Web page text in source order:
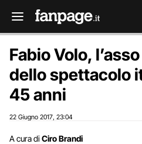
Fabio Volo,
dello spettacolo
45 anni
22 Giugno 2017 23:04
A cura di Ciro Brandi